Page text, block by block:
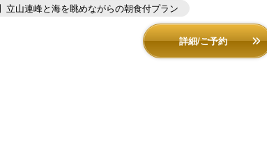
立山連峰と海を眺めながらの朝食付プラン
詳細/ご予約